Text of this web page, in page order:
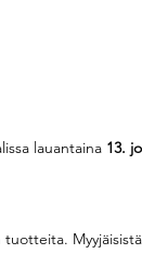
lauantaina 13.